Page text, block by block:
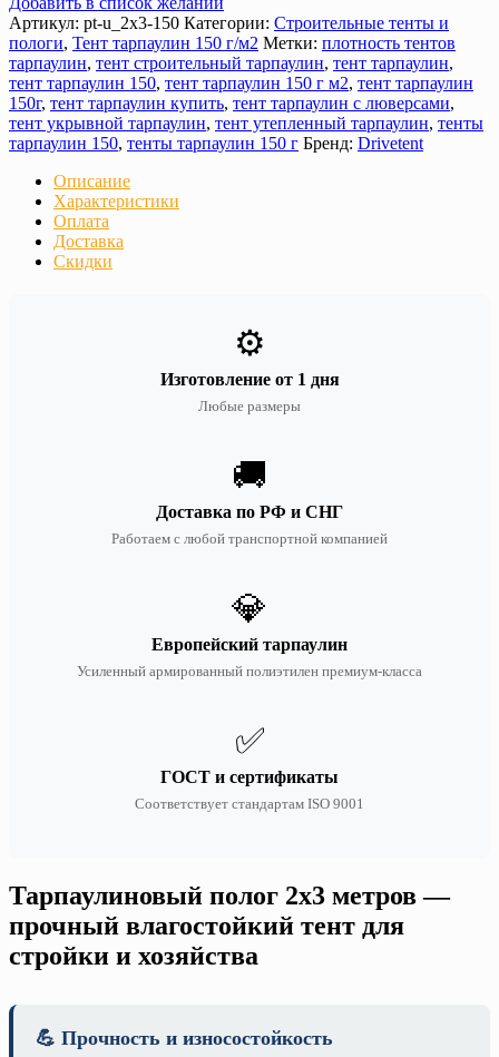
Артикул: pt-u_2х3-150 Категории: Строительные тенты и
пологи, Тент тарпаулин 150 г/м2 Метки: плотность тентов
тарпаулин, тент строительный тарпаулин, тент тарпаулин,
тент тарпаулин 150, тент тарпаулин 150 г м2, тент тарпаулин
150г, тент тарпаулин купить, тент тарпаулин с люверсами,
тент укрывной тарпаулин, тент утепленный тарпаулин, тенты
тарпаулин 150, тенты тарпаулин 150 г Бренд: Drivetent
Описание
Характеристики
Оплата
Доставка
Скидки
⚙️
Изготовление от 1 дня
Любые размеры
🚚
Доставка по РФ и СНГ
Работаем с любой транспортной компанией
💎
Европейский тарпаулин
Усиленный армированный полиэтилен премиум-класса
✅
ГОСТ и сертификаты
Соответствует стандартам ISO 9001
Тарпаулиновый полог 2х3 метров —
прочный влагостойкий тент для
стройки и хозяйства
💪 Прочность и износостойкость